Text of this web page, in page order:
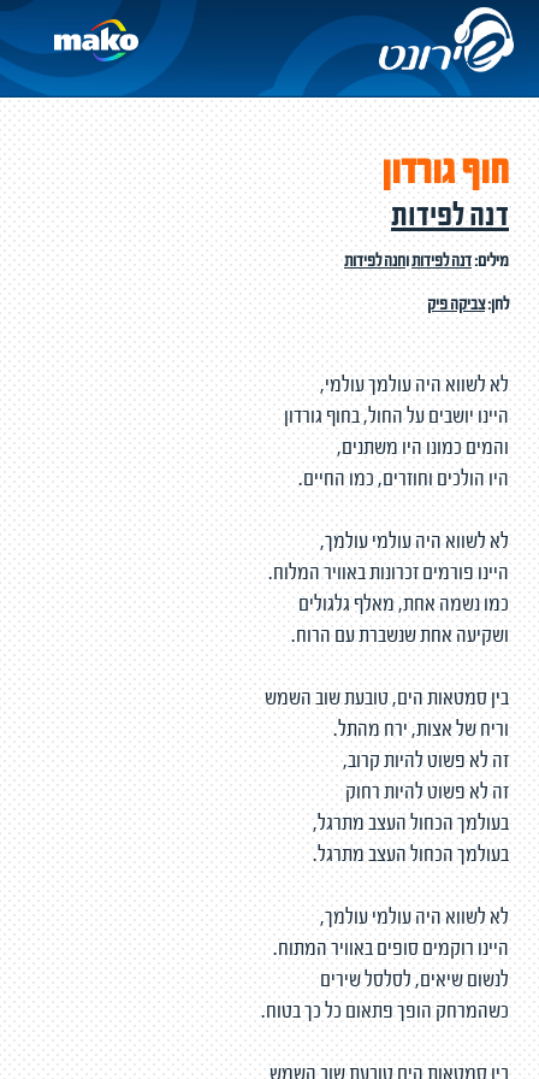
חוף גורדון
דנה לפידות
מילים:דנה לפידותוחנה לפידות
לחן:צביקה פיק
לא לשווא היה עולמך עולמי,
היינו יושבים על החול, בחוף גורדון
והמים כמונו היו משתנים,
היו הולכים וחוזרים, כמו החיים.
לא לשווא היה עולמי עולמך,
היינו פורמים זכרונות באוויר המלוח.
כמו נשמה אחת, מאלף גלגולים
ושקיעה אחת שנשברת עם הרוח.
בין סמטאות הים, טובעת שוב השמש
וריח של אצות, ירח מהתל.
זה לא פשוט להיות קרוב,
זה לא פשוט להיות רחוק
בעולמך הכחול העצב מתרגל,
בעולמך הכחול העצב מתרגל.
לא לשווא היה עולמי עולמך,
היינו רוקמים סופים באוויר המתוח.
לנשום שיאים, לסלסל שירים
כשהמרחק הופך פתאום כל כך בטוח.